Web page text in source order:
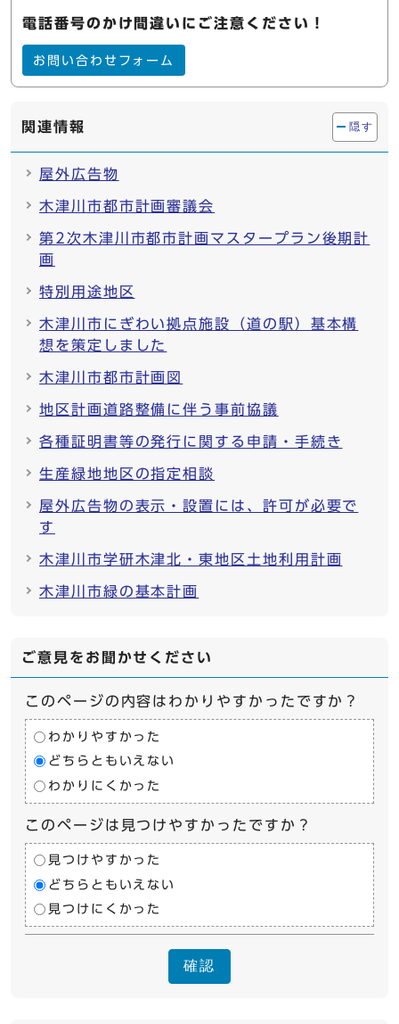
電話番号のかけ間違いにご注意ください！
お問い合わせフォーム
関連情報 隠す
屋外広告物
木津川市都市計画審議会
第2次木津川市都市計画マスタープラン後期計
画
特別用途地区
木津川市にぎわい拠点施設（道の駅）基本構
想を策定しました
木津川市都市計画図
地区計画道路整備に伴う事前協議
各種証明書等の発行に関する申請・手続き
生産緑地地区の指定相談
屋外広告物の表示・設置には、許可が必要で
す
木津川市学研木津北・東地区土地利用計画
木津川市緑の基本計画
ご意見をお聞かせください
このページの内容はわかりやすかったですか？
わかりやすかった
どちらともいえない
わかりにくかった
このページは見つけやすかったですか？
見つけやすかった
どちらともいえない
見つけにくかった
確認